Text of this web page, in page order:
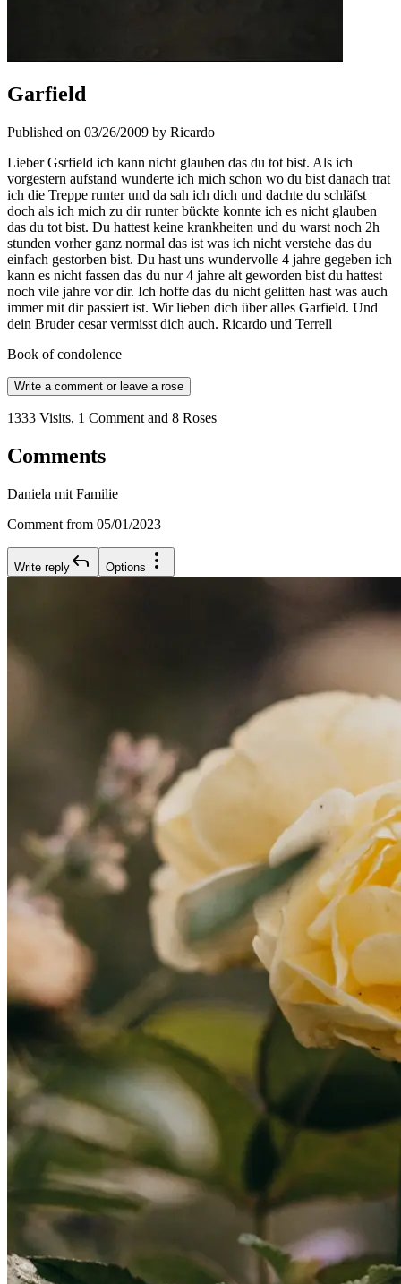
Garfield
Published on 03/26/2009 by Ricardo
Lieber Gsrfield ich kann nicht glauben das du tot bist. Als ich
vorgestern aufstand wunderte ich mich schon wo du bist danach trat
ich die Treppe runter und da sah ich dich und dachte du schläfst
doch als ich mich zu dir runter bückte konnte ich es nicht glauben
das du tot bist. Du hattest keine krankheiten und du warst noch 2h
stunden vorher ganz normal das ist was ich nicht verstehe das du
einfach gestorben bist. Du hast uns wundervolle 4 jahre gegeben ich
kann es nicht fassen das du nur 4 jahre alt geworden bist du hattest
noch vile jahre vor dir. Ich hoffe das du nicht gelitten hast was auch
immer mit dir passiert ist. Wir lieben dich über alles Garfield. Und
dein Bruder cesar vermisst dich auch. Ricardo und Terrell
Book of condolence
Write a comment or leave a rose
1333 Visits, 1 Comment and 8 Roses
Comments
Daniela mit Familie
Comment from 05/01/2023
Write reply Options